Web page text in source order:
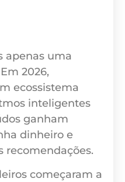
apenas uma
2026,
ecossistema
inteligentes
ganham
dinheiro e
recomendações.
começaram a